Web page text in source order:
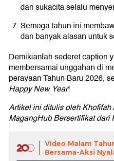
dan sukacita selalu
Semoga tahun ini
dan banyak alasan untuk
Demikianlah sederet caption
membersamai unggahan di
perayaan Tahun Baru 2026,
Happy New Year!
Artikel ini ditulis oleh
MagangHub Bersertifikat dari
Video Malam
Bersama-Aksi